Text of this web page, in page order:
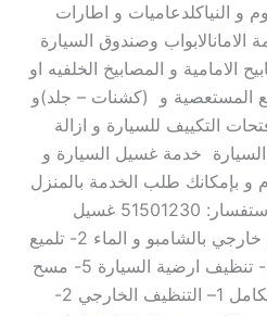
و النياكلدعاميات و اطارات
وصندوق السيارة
الامامية و المصابيخ الخلفيه او
المستعصية و (كشنات – جلد)و
التكييف للسيارة و ازالة
السيارة خدمة غسيل السيارة و
و بإمكانك طلب الخدمة بالمنزل
أو في العمل للحجز و الاستفسار: 51501230 غسيل
سيارات متنقل 1- غسيل خارجي بالشامبو و الماء 2- تلميع
تواير 3- تلميع الرنقات 4- تنظيف ارضية السيارة 5- مسح
ديكور السيارة الغسيل الكامل 1– التنظيف الخارجي 2-